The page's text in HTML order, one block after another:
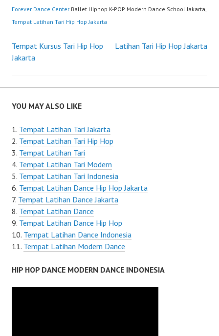
Forever Dance Center Ballet Hiphop K-POP Modern Dance School Jakarta,
Tempat Latihan Tari Hip Hop Jakarta
Post
Tempat Kursus Tari Hip Hop
Jakarta
Latihan Tari Hip Hop Jakarta
YOU MAY ALSO LIKE
Tempat Latihan Tari Jakarta
Tempat Latihan Tari Hip Hop
Tempat Latihan Tari
Tempat Latihan Tari Modern
Tempat Latihan Tari Indonesia
Tempat Latihan Dance Hip Hop Jakarta
Tempat Latihan Dance Jakarta
Tempat Latihan Dance
Tempat Latihan Dance Hip Hop
Tempat Latihan Dance Indonesia
Tempat Latihan Modern Dance
HIP HOP DANCE MODERN DANCE INDONESIA